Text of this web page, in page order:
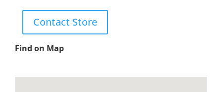
Contact Store
Find on Map